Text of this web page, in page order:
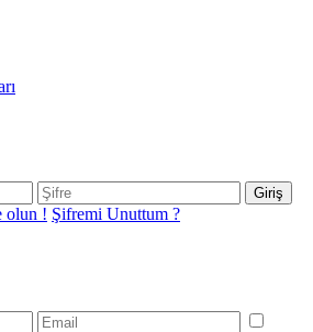
Giriş
olun ! Şifremi Unuttum ?